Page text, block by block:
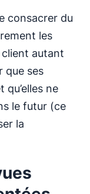
consacrer du
les
client autant
que ses
ne
le futur (ce
la